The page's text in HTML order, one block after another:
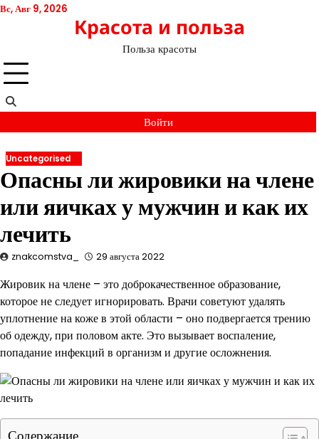
Перейти
Вс, Авг 9, 2026
Красота и польза
Польза красоты
Войти
Uncategorised
Опасны ли жировики на члене
или яичках у мужчин и как их
лечить
znakcomstva_ 29 августа 2022
Жировик на члене – это доброкачественное образование,
которое не следует игнорировать. Врачи советуют удалять
уплотнение на коже в этой области – оно подвергается трению
об одежду, при половом акте. Это вызывает воспаление,
попадание инфекций в организм и другие осложнения.